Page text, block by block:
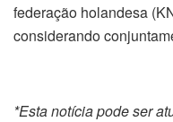
federação holandesa
considerando
*Esta notícia pode ser